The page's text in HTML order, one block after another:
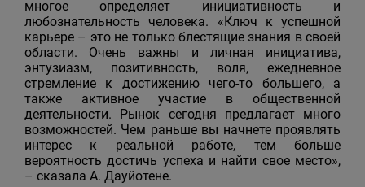
многое определяет инициативность и
любознательность человека. «Ключ к успешной
карьере – это не только блестящие знания в своей
области. Очень важны и личная инициатива,
энтузиазм, позитивность, воля, ежедневное
стремление к достижению чего-то большего, а
также активное участие в общественной
деятельности. Рынок сегодня предлагает много
возможностей. Чем раньше вы начнете проявлять
интерес к реальной работе, тем больше
вероятность достичь успеха и найти свое место»,
– сказала А. Дауйотене.